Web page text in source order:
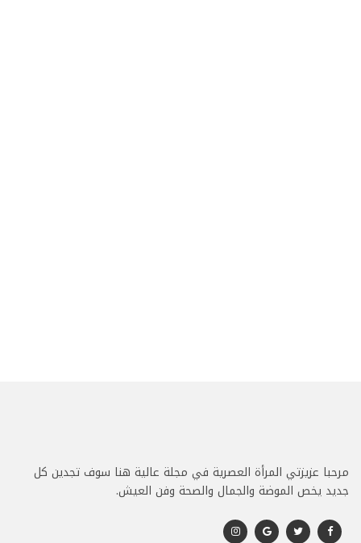
مرحبا عزيزتي المرأة العصرية في مجلة عالية هنا سوف تجدين كل
جديد يخص الموضة والجمال والصحة وفن العيش.